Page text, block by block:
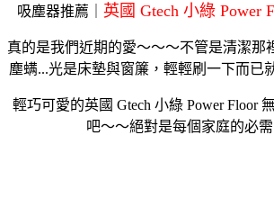
吸塵器推薦｜ 英國 Gtech 小綠 Power
真的是我們近期的愛～～～不管是清潔那
塵螨...光是床墊與窗簾，輕輕刷一下而已
輕巧可愛的英國 Gtech 小綠 Power Floor
吧～～絕對是每個家庭的必需